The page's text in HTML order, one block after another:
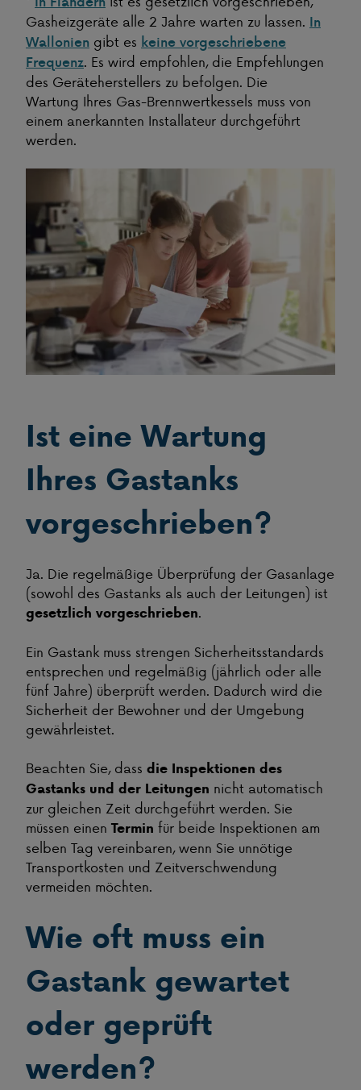
Gasheizgeräte alle 2 Jahre warten zu lassen. In
Wallonien gibt es keine vorgeschriebene
Frequenz. Es wird empfohlen, die Empfehlungen
des Geräteherstellers zu befolgen. Die
Wartung Ihres Gas-Brennwertkessels muss von
einem anerkannten Installateur durchgeführt
werden.
Ist eine Wartung
Ihres Gastanks
vorgeschrieben?
Ja. Die regelmäßige Überprüfung der Gasanlage
(sowohl des Gastanks als auch der Leitungen) ist
gesetzlich vorgeschrieben.
Ein Gastank muss strengen Sicherheitsstandards
entsprechen und regelmäßig (jährlich oder alle
fünf Jahre) überprüft werden. Dadurch wird die
Sicherheit der Bewohner und der Umgebung
gewährleistet.
Beachten Sie, dass die Inspektionen des
Gastanks und der Leitungen nicht automatisch
zur gleichen Zeit durchgeführt werden. Sie
müssen einen Termin für beide Inspektionen am
selben Tag vereinbaren, wenn Sie unnötige
Transportkosten und Zeitverschwendung
vermeiden möchten.
Wie oft muss ein
Gastank gewartet
oder geprüft
werden?